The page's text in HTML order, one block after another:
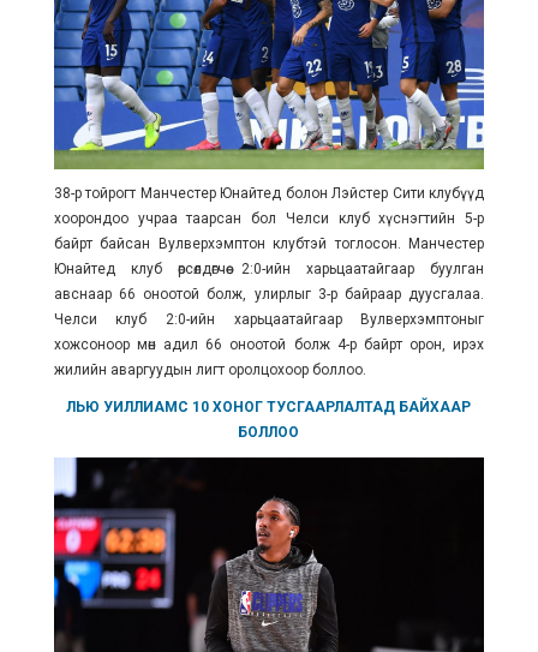
38-р тойрогт Манчестер Юнайтед болон Лэйстер Сити клубүүд
хоорондоо учраа таарсан бол Челси клуб хүснэгтийн 5-р
байрт байсан Вулверхэмптон клубтэй тоглосон. Манчестер
Юнайтед клуб өрсөлдөгчөө 2:0-ийн харьцаатайгаар буулган
авснаар 66 оноотой болж, улирлыг 3-р байраар дуусгалаа.
Челси клуб 2:0-ийн харьцаатайгаар Вулверхэмптоныг
хожсоноор мөн адил 66 оноотой болж 4-р байрт орон, ирэх
жилийн аваргуудын лигт оролцохоор боллоо.
ЛЬЮ УИЛЛИАМС 10 ХОНОГ ТУСГААРЛАЛТАД БАЙХААР
БОЛЛОО